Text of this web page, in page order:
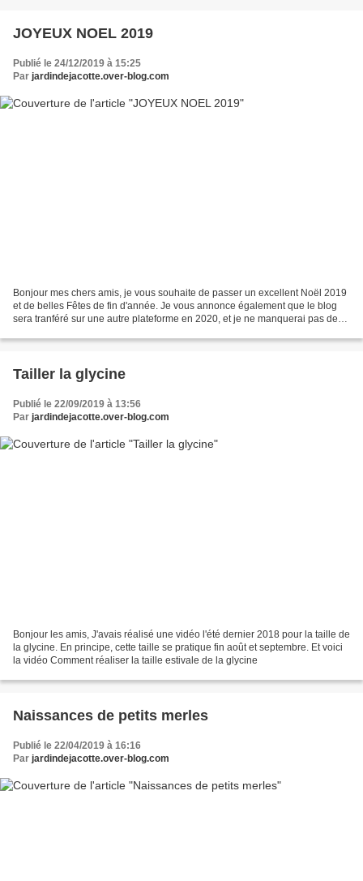
JOYEUX NOEL 2019
Publié le 24/12/2019 à 15:25
Par jardindejacotte.over-blog.com
Bonjour mes chers amis, je vous souhaite de passer un excellent Noël 2019
et de belles Fêtes de fin d'année. Je vous annonce également que le blog
sera tranféré sur une autre plateforme en 2020, et je ne manquerai pas de
Tailler la glycine
Publié le 22/09/2019 à 13:56
Par jardindejacotte.over-blog.com
Bonjour les amis, J'avais réalisé une vidéo l'été dernier 2018 pour la taille de
la glycine. En principe, cette taille se pratique fin août et septembre. Et voici
la vidéo Comment réaliser la taille estivale de la glycine
Naissances de petits merles
Publié le 22/04/2019 à 16:16
Par jardindejacotte.over-blog.com